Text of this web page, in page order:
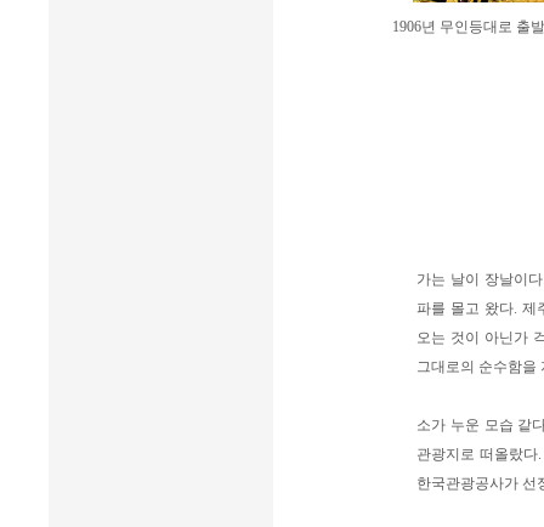
1906년 무인등대로 출
가는 날이 장날이
파를 몰고 왔다. 제
오는 것이 아닌가
그대로의 순수함을
소가 누운 모습 같
관광지로 떠올랐다
한국관광공사가 선